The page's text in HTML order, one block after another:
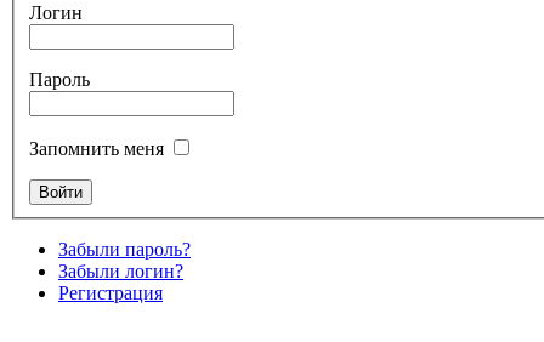
Логин
Пароль
Запомнить меня
Забыли пароль?
Забыли логин?
Регистрация